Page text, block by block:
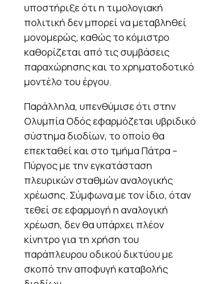
υποστήριξε ότι η τιμολογιακή
πολιτική δεν μπορεί να μεταβληθεί
μονομερώς, καθώς το κόμιστρο
καθορίζεται από τις συμβάσεις
παραχώρησης και το χρηματοδοτικό
μοντέλο του έργου.
Παράλληλα, υπενθύμισε ότι στην
Ολυμπία Οδός εφαρμόζεται υβριδικό
σύστημα διοδίων, το οποίο θα
επεκταθεί και στο τμήμα Πάτρα –
Πύργος με την εγκατάσταση
πλευρικών σταθμών αναλογικής
χρέωσης. Σύμφωνα με τον ίδιο, όταν
τεθεί σε εφαρμογή η αναλογική
χρέωση, δεν θα υπάρχει πλέον
κίνητρο για τη χρήση του
παράπλευρου οδικού δικτύου με
σκοπό την αποφυγή καταβολής